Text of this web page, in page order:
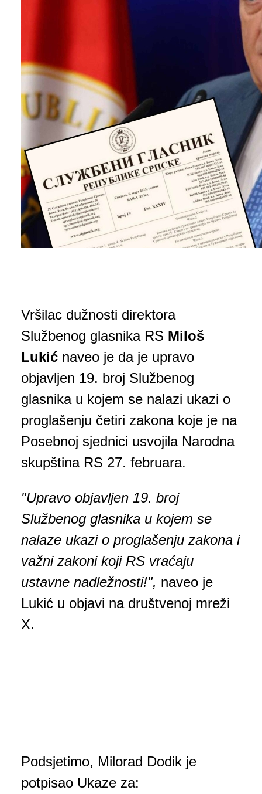
Vršilac dužnosti direktora
Službenog glasnika RS Miloš
Lukić naveo je da je upravo
objavljen 19. broj Službenog
glasnika u kojem se nalazi ukazi o
proglašenju četiri zakona koje je na
Posebnoj sjednici usvojila Narodna
skupština RS 27. februara.
"Upravo objavljen 19. broj
Službenog glasnika u kojem se
nalaze ukazi o proglašenju zakona i
važni zakoni koji RS vraćaju
ustavne nadležnosti!", naveo je
Lukić u objavi na društvenoj mreži
X.
Podsjetimo, Milorad Dodik je
potpisao Ukaze za: